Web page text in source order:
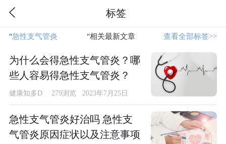
标签
"急性支气管炎 "相关最新文章 查看全部标签>>
为什么会得急性支气管炎？哪
些人容易得急性支气管炎？
健康知多D 279浏览 2023年7月25日
急性支气管炎好治吗 急性支
气管炎原因症状以及注意事项